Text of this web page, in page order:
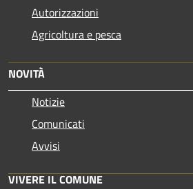
Autorizzazioni
Agricoltura e pesca
NOVITÀ
Notizie
Comunicati
Avvisi
VIVERE IL COMUNE